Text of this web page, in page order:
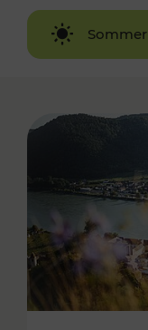
Sommer
Winter